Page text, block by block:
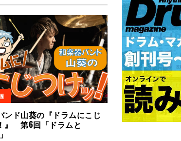
ンド山葵の『ドラムにこじ
』 第6回「ドラムと